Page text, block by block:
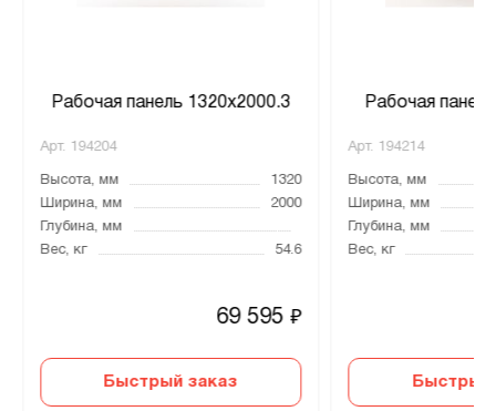
Рабочая панель 1320х2000.3
Арт. 194204
Высота, мм
1320
Ширина, мм
2000
Глубина, мм
Вес, кг
54.6
69 595₽
Быстрый заказ
Рабочая
Арт. 194214
Высота, мм
Ширина, мм
Глубина, мм
Вес, кг
Быстрый